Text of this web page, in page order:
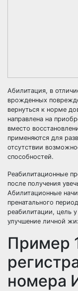
Абилитация, в
врожденных
вернуться к норме
направлена на
вместо
применяются для
отсутствии
способностей.
Реабилитационные
после получения
Абилитационные
пренатального
реабилитации, цель
улучшение личной
Пример
номера